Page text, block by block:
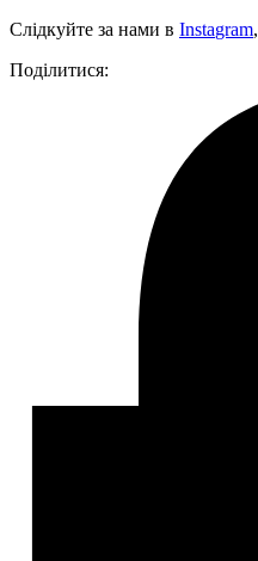
Слідкуйте за нами в Instagram,
Поділитися: